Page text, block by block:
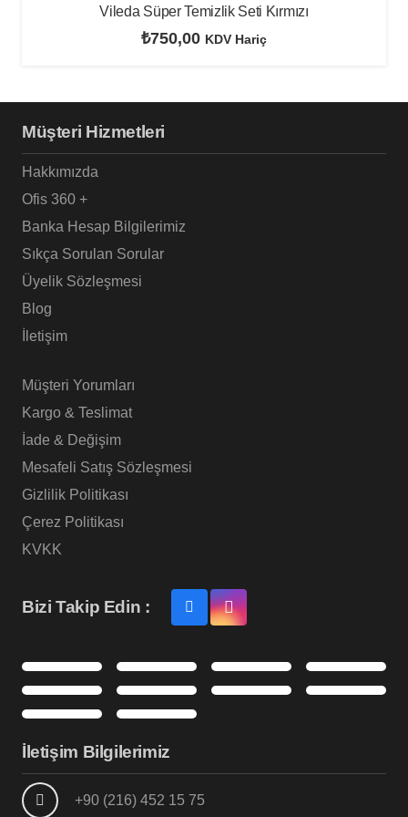
Vileda Süper Temizlik Seti Kırmızı
₺750,00 KDV Hariç
Müşteri Hizmetleri
Hakkımızda
Ofis 360 +
Banka Hesap Bilgilerimiz
Sıkça Sorulan Sorular
Üyelik Sözleşmesi
Blog
İletişim
Müşteri Yorumları
Kargo & Teslimat
İade & Değişim
Mesafeli Satış Sözleşmesi
Gizlilik Politikası
Çerez Politikası
KVKK
Bizi Takip Edin :
İletişim Bilgilerimiz
+90 (216) 452 15 75